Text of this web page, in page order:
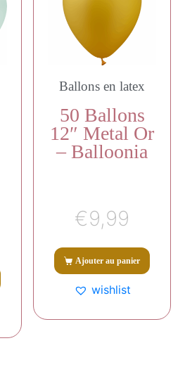
Ballons en latex
50 Ballons
12″ Metal Or
– Balloonia
€9,99
Ajouter au panier
wishlist